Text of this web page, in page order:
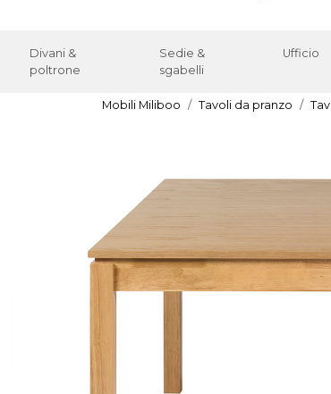
Divani &
poltrone
Sedie &
sgabelli
Ufficio
Mobili Miliboo Tavoli da pranzo